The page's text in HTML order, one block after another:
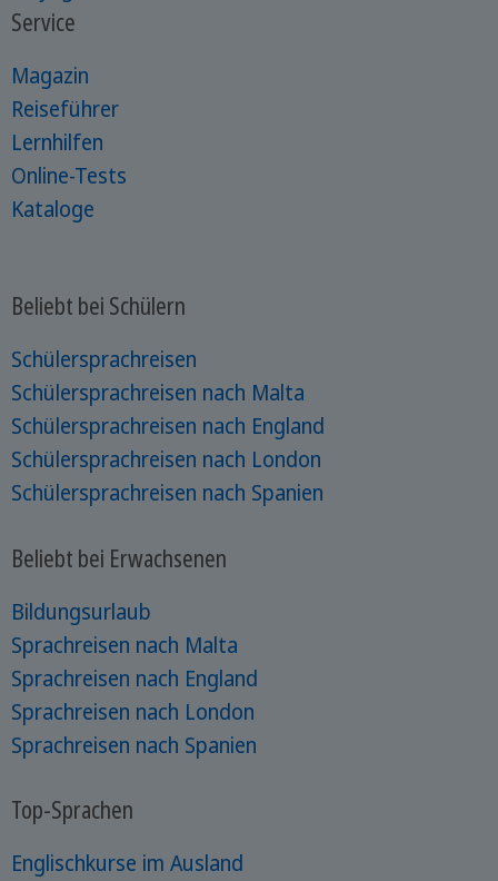
Service
Magazin
Reiseführer
Lernhilfen
Online-Tests
Kataloge
Beliebt bei Schülern
Schülersprachreisen
Schülersprachreisen nach Malta
Schülersprachreisen nach England
Schülersprachreisen nach London
Schülersprachreisen nach Spanien
Beliebt bei Erwachsenen
Bildungsurlaub
Sprachreisen nach Malta
Sprachreisen nach England
Sprachreisen nach London
Sprachreisen nach Spanien
Top-Sprachen
Englischkurse im Ausland